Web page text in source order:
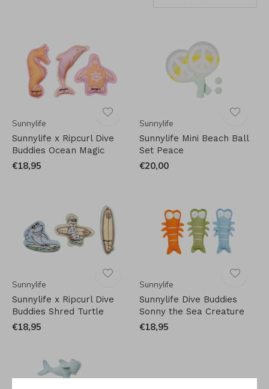
Sunnylife
Sunnylife x Ripcurl Dive
Buddies Ocean Magic
€18,95
Sunnylife
Sunnylife Mini Beach Ball
Set Peace
€20,00
Sunnylife
Sunnylife x Ripcurl Dive
Buddies Shred Turtle
€18,95
Sunnylife
Sunnylife Dive Buddies
Sonny the Sea Creature
€18,95